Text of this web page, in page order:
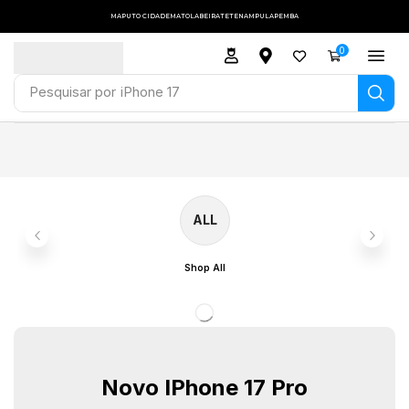
MAPUTO CIDADEMATOLABEIRATETENAMPULAPEMBA
Pesquisar por iPhone 17
0
ALL
Shop All
Novo IPhone 17 Pro